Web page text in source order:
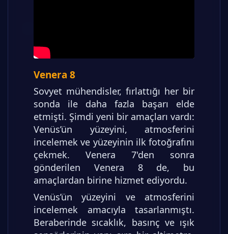
Venera 8
Sovyet mühendisler, fırlattığı her bir
sonda ile daha fazla başarı elde
etmişti. Şimdi yeni bir amaçları vardı:
Venüs’ün yüzeyini, atmosferini
incelemek ve yüzeyinin ilk fotoğrafını
çekmek. Venera 7'den sonra
gönderilen Venera 8 de, bu
amaçlardan birine hizmet ediyordu.
Venüs’ün yüzeyini ve atmosferini
incelemek amacıyla tasarlanmıştı.
Beraberinde sıcaklık, basınç ve ışık